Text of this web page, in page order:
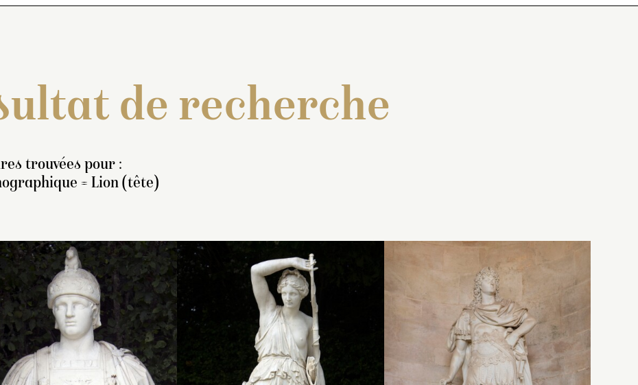
de recherche
trouvées pour :
= Lion (tête)
Inventaire de 1722 : « Un
buste, vêtu à la romaine,
dont la tête est une copie
duCaracalla antique. Il a un
pied 9 pouces de haut sur
Inventaire de 1707 : « Un
buste de marbre blanc, de
deux pieds six pouces,
représentant Scipion, ayant
un casque en teste orné
Inventaire de 1707 : « Une
statue de marbre blanc, en
pied, représentant une
amazone couverte d’une
draperie légère jusqu’aux
Inventaire de 1707 : « Une
statue de marbre blanc, en
pied, représentant le roy
vêtu d’une cotte d’armes à
la romaine orné [sic] de